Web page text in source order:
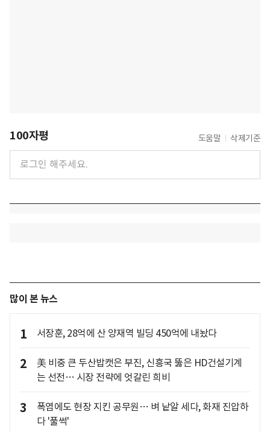
100자평 도움말 삭제기준
많이 본 뉴스
1 서장훈, 28억에 산 양재역 빌딩 450억에 내놨다
2
美 비중 큰 두산밥캣은 부진, 신흥국 뚫은 HD건설기계
는 선전… 시장 전략에 엇갈린 희비
3
폭염에도 현장 지킨 공무원… 벼 낱알 세다, 화재 진압하
다 '풀썩'